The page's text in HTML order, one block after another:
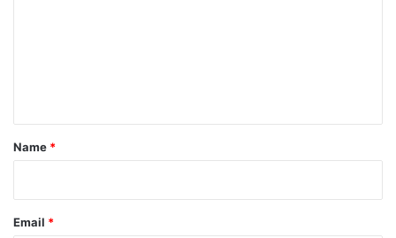
*
Name *
Email *